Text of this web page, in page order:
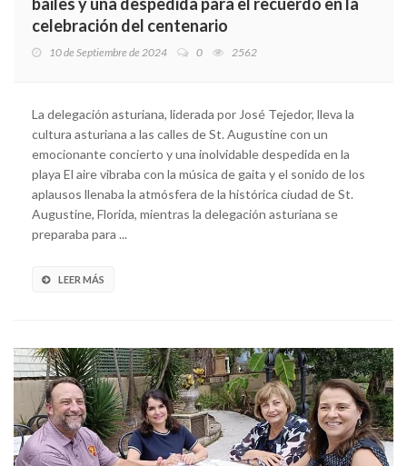
celebración del centenario
10 de Septiembre de 2024 0 2562
La delegación asturiana, liderada por José Tejedor, lleva la
cultura asturiana a las calles de St. Augustine con un
emocionante concierto y una inolvidable despedida en la
playa El aire vibraba con la música de gaita y el sonido de los
aplausos llenaba la atmósfera de la histórica ciudad de St.
Augustine, Florida, mientras la delegación asturiana se
preparaba para ...
LEER MÁS